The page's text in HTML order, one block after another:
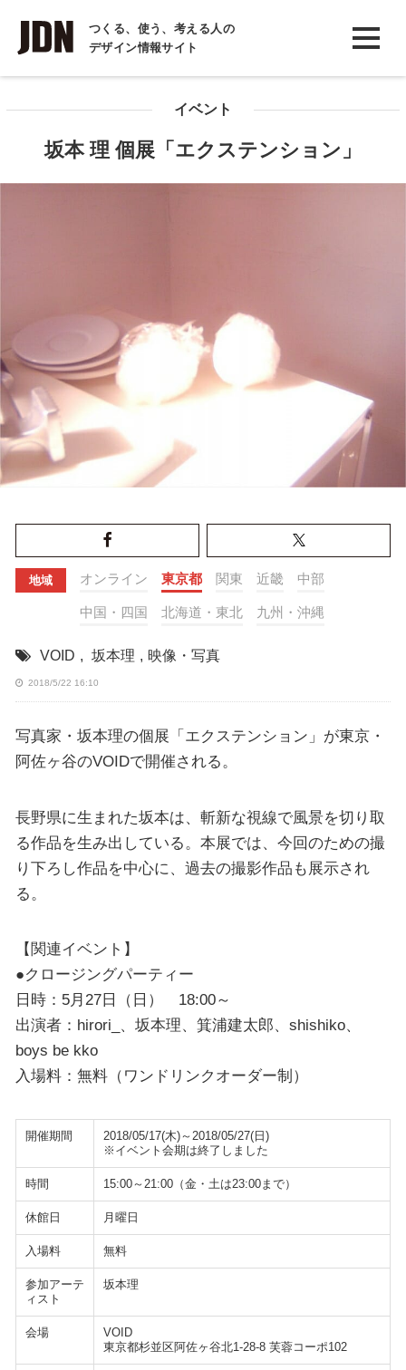
つくる、使う、考える人の
デザイン情報サイト
INTERVIEW
インタビュー
イベント
坂本 理 個展「エクステンション」
地域 オンライン 東京都 関東 近畿 中部
中国・四国 北海道・東北 九州・沖縄
VOID , 坂本理 , 映像・写真
2018/5/22 16:10
写真家・坂本理の個展「エクステンション」が東京・
阿佐ヶ谷のVOIDで開催される。
長野県に生まれた坂本は、斬新な視線で風景を切り取
る作品を生み出している。本展では、今回のための撮
り下ろし作品を中心に、過去の撮影作品も展示され
る。
【関連イベント】
●クロージングパーティー
日時：5月27日（日） 18:00～
出演者：hirori_、坂本理、箕浦建太郎、shishiko、
boys be kko
入場料：無料（ワンドリンクオーダー制）
開催期間
2018/05/17(木)～2018/05/27(日)
※イベント会期は終了しました
時間 15:00～21:00（金・土は23:00まで）
休館日 月曜日
入場料 無料
参加アーテ
ィスト
坂本理
会場
VOID
東京都杉並区阿佐ヶ谷北1-28-8 芙蓉コーポ102